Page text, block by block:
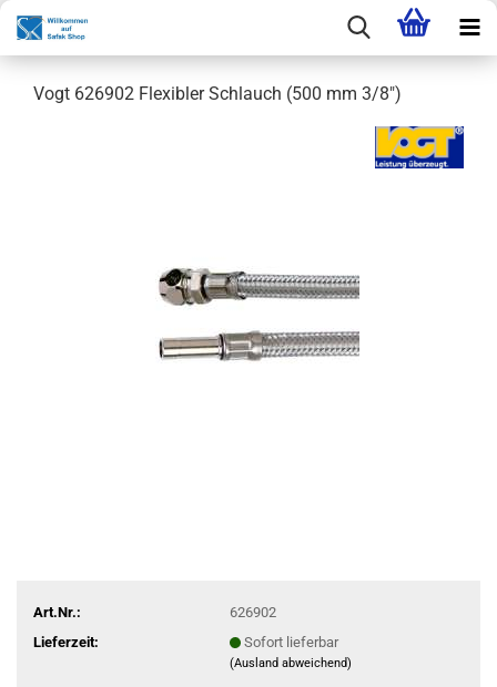
Vogt 626902 Flexibler Schlauch (500 mm 3/8")
Art.Nr.:
626902
Lieferzeit:
Sofort lieferbar
(Ausland abweichend)